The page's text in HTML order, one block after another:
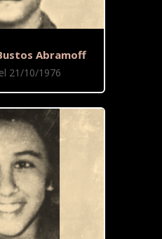
Abramoff
21/10/1976